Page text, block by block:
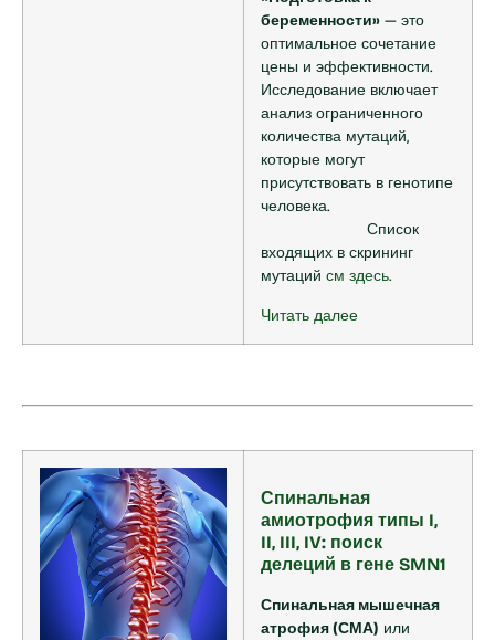
беременности» — это
оптимальное сочетание
цены и эффективности.
Исследование включает
анализ ограниченного
количества мутаций,
которые могут
присутствовать в генотипе
человека.
Список
входящих в скрининг
мутаций см здесь.
Читать далее
Спинальная
амиотрофия типы I,
II, III, IV: поиск
делеций в гене SMN1
Спинальная мышечная
атрофия (СМА) или